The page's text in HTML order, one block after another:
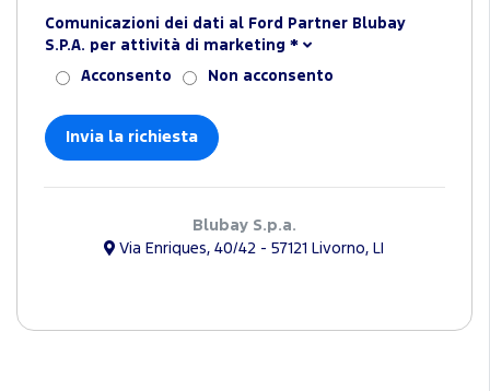
Comunicazioni dei dati al Ford Partner Blubay
S.P.A. per attività di marketing *
Acconsento Non acconsento
Blubay S.p.a.
Via Enriques, 40/42 - 57121 Livorno, LI